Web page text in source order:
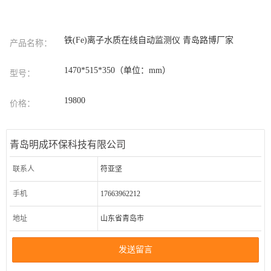
产品名称： 铁(Fe)离子水质在线自动监测仪 青岛路博厂家
型号： 1470*515*350（单位：mm）
价格： 19800
青岛明成环保科技有限公司
联系人 符亚坚
手机 17663962212
地址 山东省青岛市
发送留言